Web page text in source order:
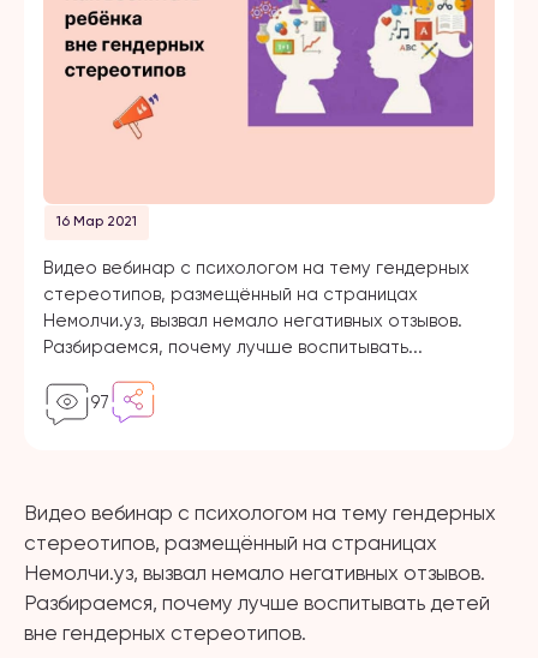
16 Мар 2021
Видео вебинар с психологом на тему гендерных
стереотипов, размещённый на страницах
Немолчи.уз, вызвал немало негативных отзывов.
Разбираемся, почему лучше воспитывать...
97
Видео вебинар с психологом на тему гендерных
стереотипов, размещённый на страницах
Немолчи.уз, вызвал немало негативных отзывов.
Разбираемся, почему лучше воспитывать детей
вне гендерных стереотипов.